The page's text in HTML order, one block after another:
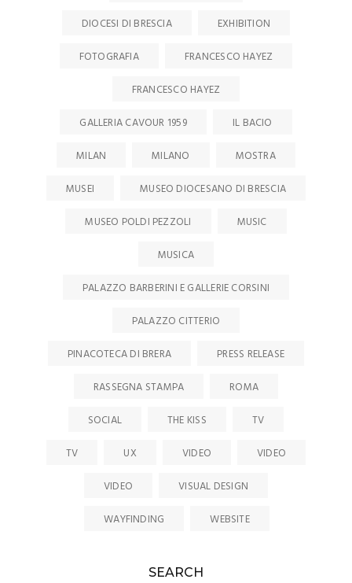
DIOCESI DI BRESCIA
EXHIBITION
FOTOGRAFIA
FRANCESCO HAYEZ
FRANCESCO HAYEZ
GALLERIA CAVOUR 1959
IL BACIO
MILAN
MILANO
MOSTRA
MUSEI
MUSEO DIOCESANO DI BRESCIA
MUSEO POLDI PEZZOLI
MUSIC
MUSICA
PALAZZO BARBERINI E GALLERIE CORSINI
PALAZZO CITTERIO
PINACOTECA DI BRERA
PRESS RELEASE
RASSEGNA STAMPA
ROMA
SOCIAL
THE KISS
TV
TV
UX VIDEO
VIDEO
VIDEO
VISUAL DESIGN
WAYFINDING
WEBSITE
SEARCH